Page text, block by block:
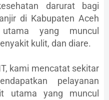
darurat bagi
di Kabupaten Aceh
yang muncul
kulit, dan diare.
kami mencatat sekitar
pelayanan
utama yang muncul